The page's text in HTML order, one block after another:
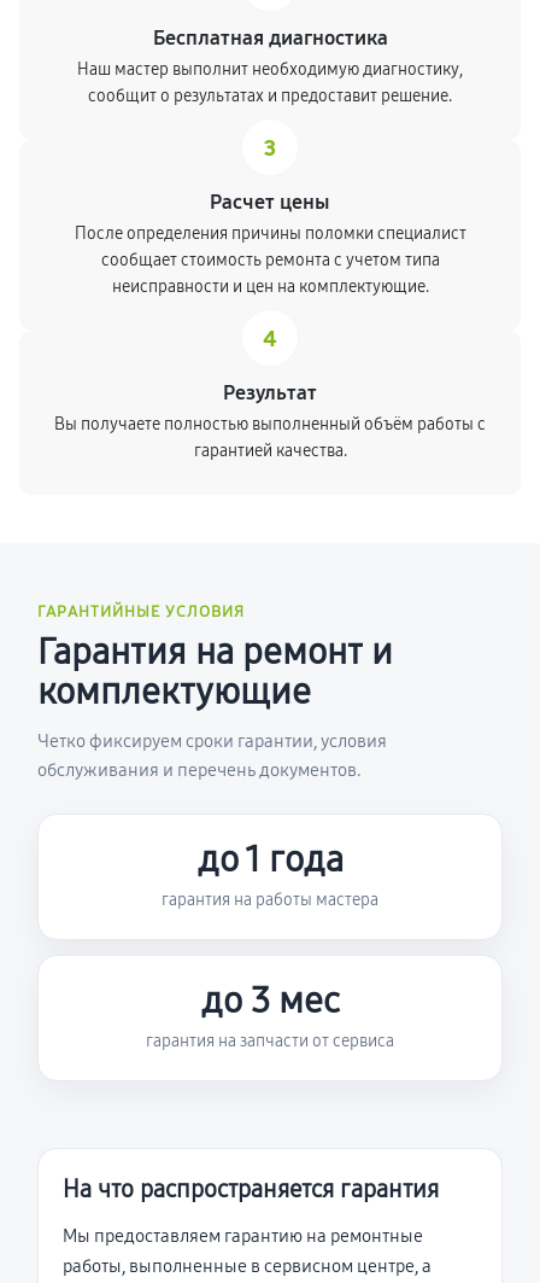
Бесплатная диагностика
Наш мастер выполнит необходимую диагностику,
сообщит о результатах и предоставит решение.
3
Расчет цены
После определения причины поломки специалист
сообщает стоимость ремонта с учетом типа
неисправности и цен на комплектующие.
4
Результат
Вы получаете полностью выполненный объём работы с
гарантией качества.
ГАРАНТИЙНЫЕ УСЛОВИЯ
Гарантия на ремонт и
комплектующие
Четко фиксируем сроки гарантии, условия
обслуживания и перечень документов.
до 1 года
гарантия на работы мастера
до 3 мес
гарантия на запчасти от сервиса
На что распространяется гарантия
Мы предоставляем гарантию на ремонтные
работы, выполненные в сервисном центре, а